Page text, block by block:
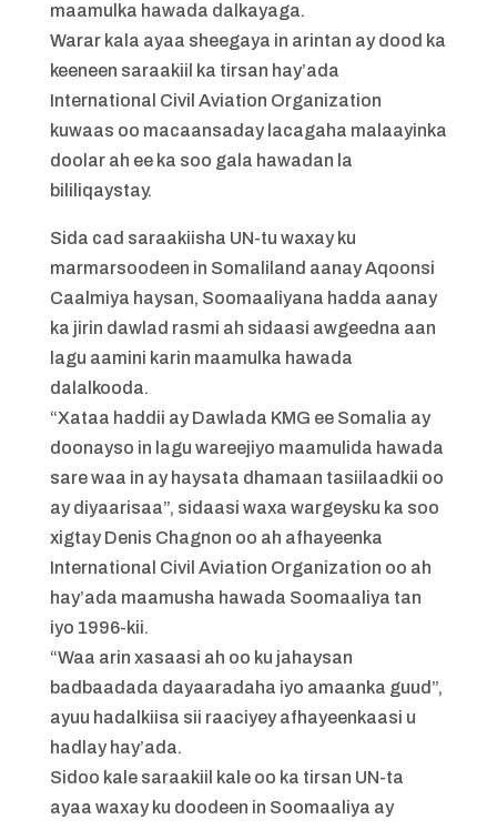
maamulka hawada dalkayaga.
Warar kala ayaa sheegaya in arintan ay dood ka
keeneen saraakiil ka tirsan hay’ada
International Civil Aviation Organization
kuwaas oo macaansaday lacagaha malaayinka
doolar ah ee ka soo gala hawadan la
bililiqaystay.
Sida cad saraakiisha UN-tu waxay ku
marmarsoodeen in Somaliland aanay Aqoonsi
Caalmiya haysan, Soomaaliyana hadda aanay
ka jirin dawlad rasmi ah sidaasi awgeedna aan
lagu aamini karin maamulka hawada
dalalkooda.
“Xataa haddii ay Dawlada KMG ee Somalia ay
doonayso in lagu wareejiyo maamulida hawada
sare waa in ay haysata dhamaan tasiilaadkii oo
ay diyaarisaa”, sidaasi waxa wargeysku ka soo
xigtay Denis Chagnon oo ah afhayeenka
International Civil Aviation Organization oo ah
hay’ada maamusha hawada Soomaaliya tan
iyo 1996-kii.
“Waa arin xasaasi ah oo ku jahaysan
badbaadada dayaaradaha iyo amaanka guud”,
ayuu hadalkiisa sii raaciyey afhayeenkaasi u
hadlay hay’ada.
Sidoo kale saraakiil kale oo ka tirsan UN-ta
ayaa waxay ku doodeen in Soomaaliya ay